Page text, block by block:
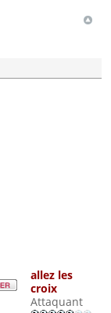
allez les
croix
Attaquant